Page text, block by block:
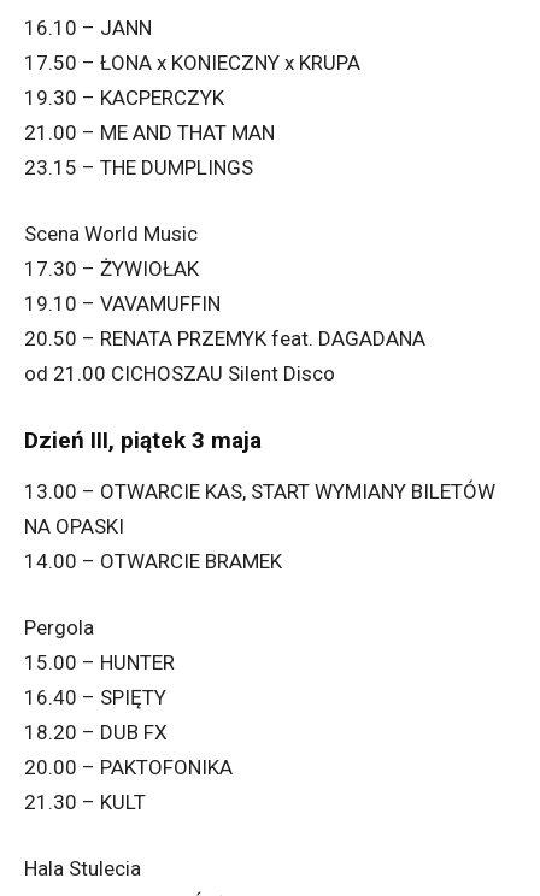
16.10 – JANN
17.50 – ŁONA x KONIECZNY x KRUPA
19.30 – KACPERCZYK
21.00 – ME AND THAT MAN
23.15 – THE DUMPLINGS
Scena World Music
17.30 – ŻYWIOŁAK
19.10 – VAVAMUFFIN
20.50 – RENATA PRZEMYK feat. DAGADANA
od 21.00 CICHOSZAU Silent Disco
Dzień III, piątek 3 maja
13.00 – OTWARCIE KAS, START WYMIANY BILETÓW
NA OPASKI
14.00 – OTWARCIE BRAMEK
Pergola
15.00 – HUNTER
16.40 – SPIĘTY
18.20 – DUB FX
20.00 – PAKTOFONIKA
21.30 – KULT
Hala Stulecia